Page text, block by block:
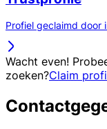
Profiel geclaimd door
Wacht even!
zoeken?Claim